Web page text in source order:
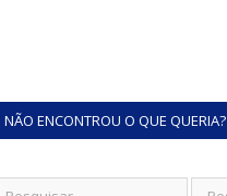
NÃO ENCONTROU O QUE QUERIA?